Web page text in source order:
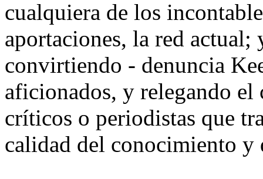
cualquiera de los
aportaciones, la red actual;
convirtiendo - denuncia
aficionados, y relegando
críticos o periodistas que
calidad del conocimiento